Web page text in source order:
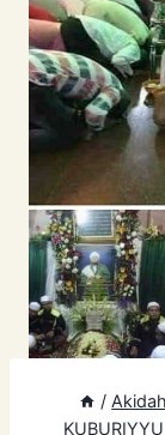
/ Akidah